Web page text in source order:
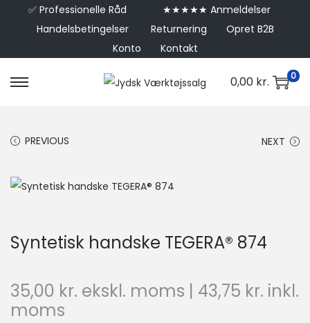
✅ Professionelle Råd
★★★★★ Anmeldelser
Handelsbetingelser
Returnering
Opret B2B
Konto
Kontakt
0,00 kr. 0
PREVIOUS NEXT
Syntetisk handske TEGERA® 874
35,00 kr. ekskl. moms | 43,75 kr. inkl.
moms